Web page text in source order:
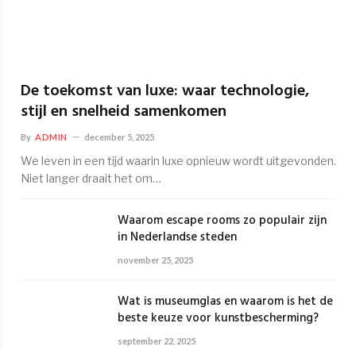
De toekomst van luxe: waar technologie,
stijl en snelheid samenkomen
By ADMIN december 5, 2025
We leven in een tijd waarin luxe opnieuw wordt uitgevonden.
Niet langer draait het om…
Waarom escape rooms zo populair zijn
in Nederlandse steden
november 25, 2025
Wat is museumglas en waarom is het de
beste keuze voor kunstbescherming?
september 22, 2025